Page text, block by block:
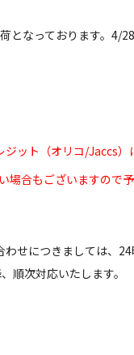
となっております。4/
ット（オリコ/Jaccs
場合もございますので
せにつきましては、
順次対応いたします。